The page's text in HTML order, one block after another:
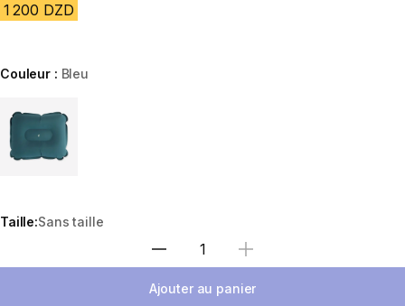
1 200 DZD
Couleur : Bleu
Choose a variant
Taille:Sans taille
Sélectionnez la quantité
Ajouter au panier